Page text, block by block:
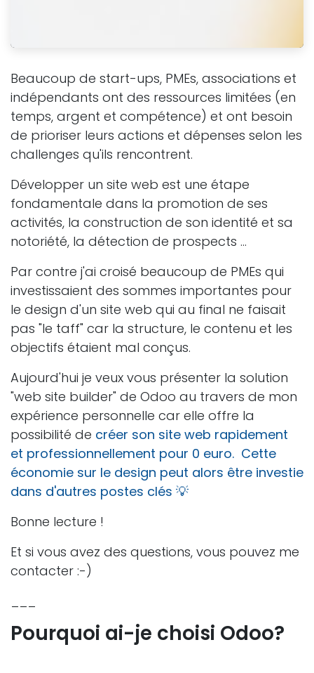
Beaucoup de start-ups, PMEs, associations et
indépendants ont des ressources limitées (en
temps, argent et compétence) et ont besoin
de prioriser leurs actions et dépenses selon les
challenges qu'ils rencontrent.
Développer un site web est une étape
fondamentale dans la promotion de ses
activités, la construction de son identité et sa
notoriété, la détection de prospects ...
Par contre j'ai croisé beaucoup de PMEs qui
investissaient des sommes importantes pour
le design d'un site web qui au final ne faisait
pas "le taff" car la structure, le contenu et les
objectifs étaient mal conçus.
Aujourd'hui je veux vous présenter la solution
"web site builder" de Odoo au travers de mon
expérience personnelle car elle offre la
possibilité de créer son site web rapidement
et professionnellement pour 0 euro. Cette
économie sur le design peut alors être investie
dans d'autres postes clés 💡
Bonne lecture !
Et si vous avez des questions, vous pouvez me
contacter :-)
Pourquoi ai-je choisi Odoo?